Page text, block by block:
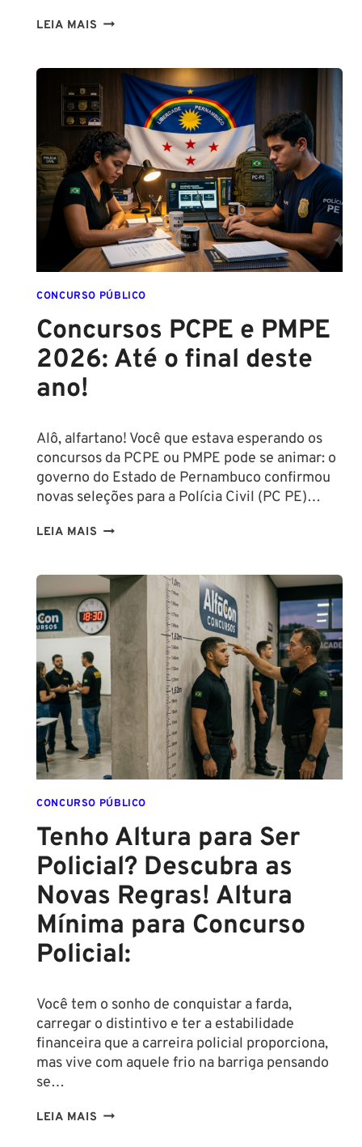
LEIA MAIS LIBERAÇÃO
DE
PIMENTA
PARA
MULHERES
CONCURSO PÚBLICO
Concursos PCPE e PMPE
2026: Até o final deste
ano!
Alô, alfartano! Você que estava esperando os
concursos da PCPE ou PMPE pode se animar: o
governo do Estado de Pernambuco confirmou
novas seleções para a Polícia Civil (PC PE)…
LEIA MAIS CONCURSOS
PMPE
2026:
ATÉ
FINAL
DESTE
ANO!
CONCURSO PÚBLICO
Tenho Altura para Ser
Policial? Descubra as
Novas Regras! Altura
Mínima para Concurso
Policial:
Você tem o sonho de conquistar a farda,
carregar o distintivo e ter a estabilidade
financeira que a carreira policial proporciona,
mas vive com aquele frio na barriga pensando
se…
LEIA MAIS TENHO